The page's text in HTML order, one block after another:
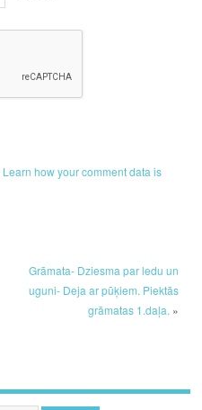
Learn how your comment data is
Grāmata- Dziesma par ledu un
uguni- Deja ar pūķiem. Piektās
grāmatas 1.daļa.»